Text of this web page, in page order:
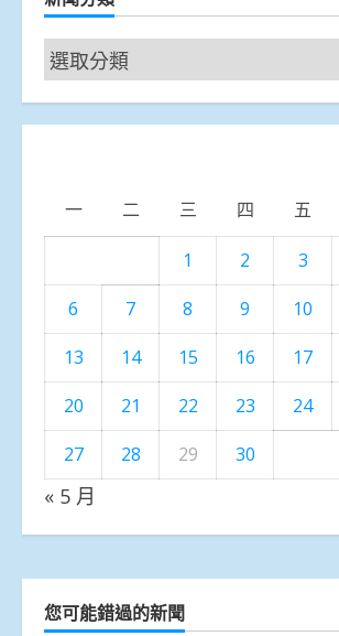
新
聞
分
一 二 三 四 五
1 2 3
6
7 8 9 10
13
14 15 16 17
20
21 22 23 24
27
28 29 30
« 5 月
您可能錯過的新聞